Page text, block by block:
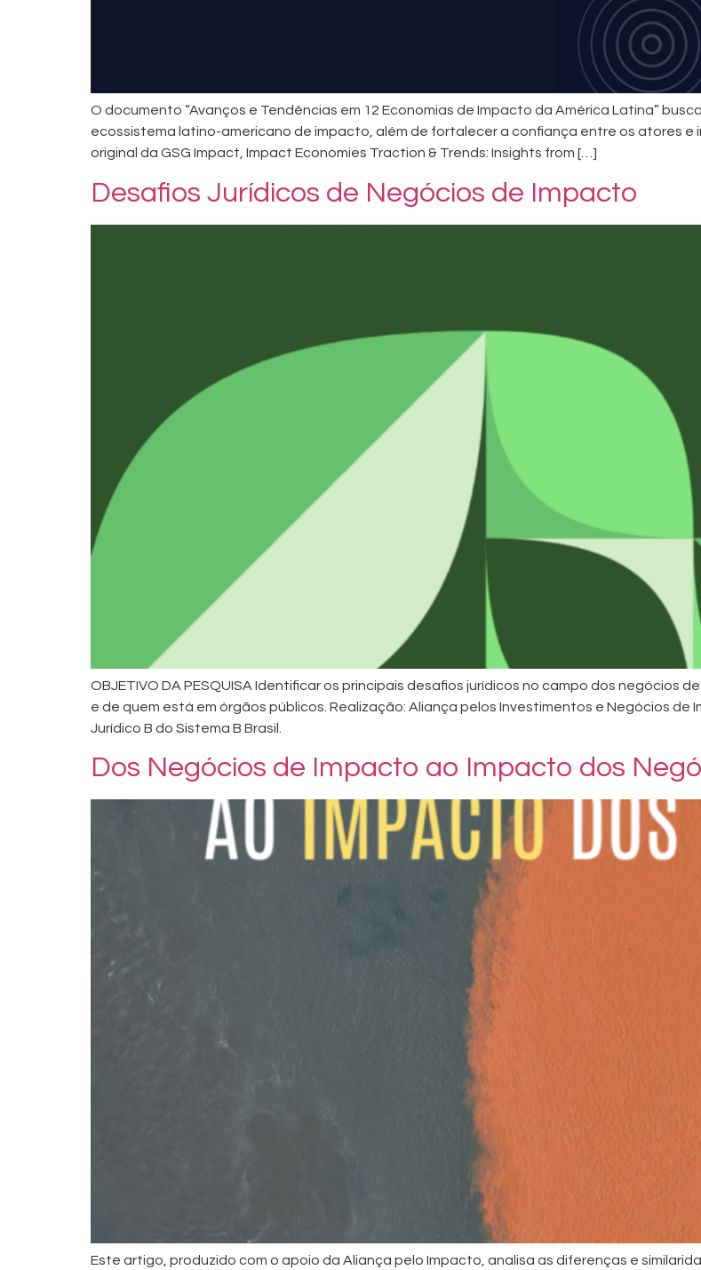
O documento “Avanços e Tendências em 12 Economias de Impacto da América Latina”
ecossistema latino-americano de impacto, além de fortalecer a confiança entre os atores
original da GSG Impact, Impact Economies Traction & Trends: Insights from […]
Desafios Jurídicos de Negócios de Impacto
OBJETIVO DA PESQUISA Identificar os principais desafios jurídicos no campo dos negócios
e de quem está em órgãos públicos. Realização: Aliança pelos Investimentos e Negócios de
Jurídico B do Sistema B Brasil.
Dos Negócios de Impacto ao Impacto dos
Este artigo, produzido com o apoio da Aliança pelo Impacto, analisa as diferenças e